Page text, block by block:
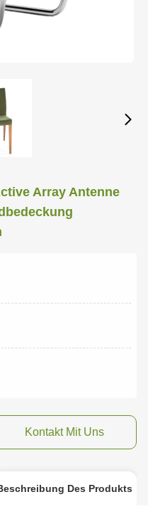
Array Antenne
Kontakt Mit Uns
Des Produkts